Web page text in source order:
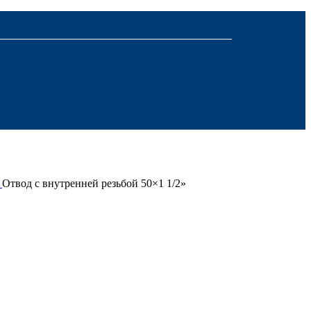
Отвод с внутренней резьбой 50×1 1/2»